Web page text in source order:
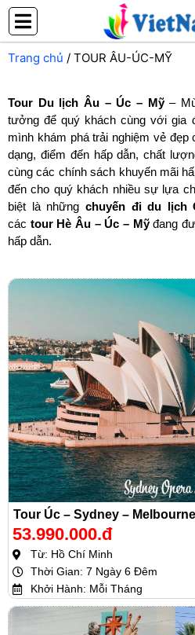
Nhảy
nội
dung
Trang chủ / TOUR ÂU-ÚC-MỸ
Tour Du lịch Âu – Úc – Mỹ–
tưởng để quý khách cùng với gia
mình khám phá trải nghiệm vẻ
dạng, điểm đến hấp dẫn, chất
cùng các chính sách khuyến mãi
đến cho quý khách nhiều sự lựa
biệt là những chuyến đi du lịch
các tour Hè Âu – Úc – Mỹđang
hấp dẫn.
Tour Úc – Sydney –
53.990.000.đ
Từ: Hồ Chí Minh
Thời Gian: 7 Ngày 6 Đêm
Khởi Hành: Mỗi Tháng